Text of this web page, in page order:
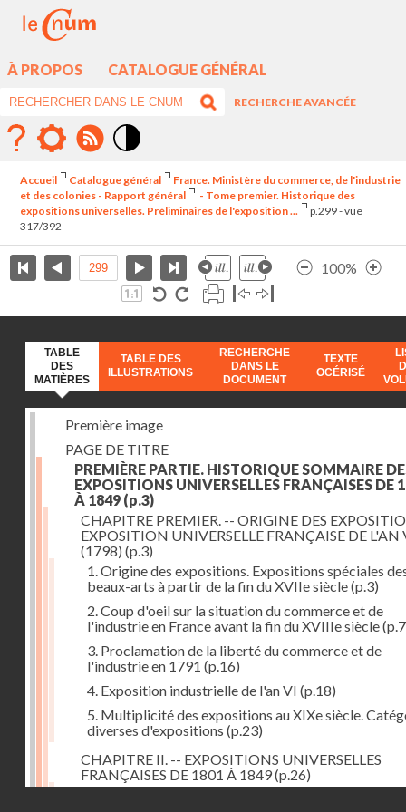
À PROPOS CATALOGUE GÉNÉRAL
RECHERCHE AVANCÉE
élévé
Accueil Catalogue général
France. Ministère du commerce, de l'industrie
et des colonies - Rapport général
- Tome premier. Historique des
expositions universelles. Préliminaires de l'exposition ...
p.299 - vue
317/392
100%
TABLE
DES
MATIÈRES
TABLE DES
ILLUSTRATIONS
RECHERCHE
DANS LE
DOCUMENT
TEXTE
OCÉRISÉ
Première image
PAGE DE TITRE
PREMIÈRE PARTIE. HISTORIQUE SOMMAIRE
EXPOSITIONS UNIVERSELLES FRANÇAISES DE
À 1849 (p.3)
CHAPITRE PREMIER. -- ORIGINE DES
EXPOSITION UNIVERSELLE FRANÇAISE DE L'AN
(1798) (p.3)
1. Origine des expositions. Expositions spéciales
beaux-arts à partir de la fin du XVIIe siècle(p.3)
2. Coup d'oeil sur la situation du commerce et de
l'industrie en France avant la fin du XVIIIe siècle
3. Proclamation de la liberté du commerce et de
l'industrie en 1791 (p.16)
4. Exposition industrielle de l'an VI (p.18)
5. Multiplicité des expositions au XIXe siècle.
diverses d'expositions (p.23)
CHAPITRE II. -- EXPOSITIONS UNIVERSELLES
FRANÇAISES DE 1801 À 1849(p.26)